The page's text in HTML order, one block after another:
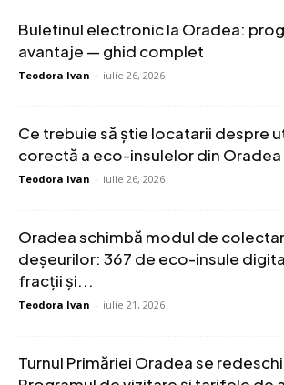
Buletinul electronic la Oradea:
avantaje — ghid complet
Teodora Ivan - iulie 26, 2026
Ce trebuie să știe locatarii despre
corectă a eco-insulelor din Oradea
Teodora Ivan - iulie 26, 2026
Oradea schimbă modul de
deșeurilor: 367 de eco-insule
fracții și...
Teodora Ivan - iulie 21, 2026
Turnul Primăriei Oradea se